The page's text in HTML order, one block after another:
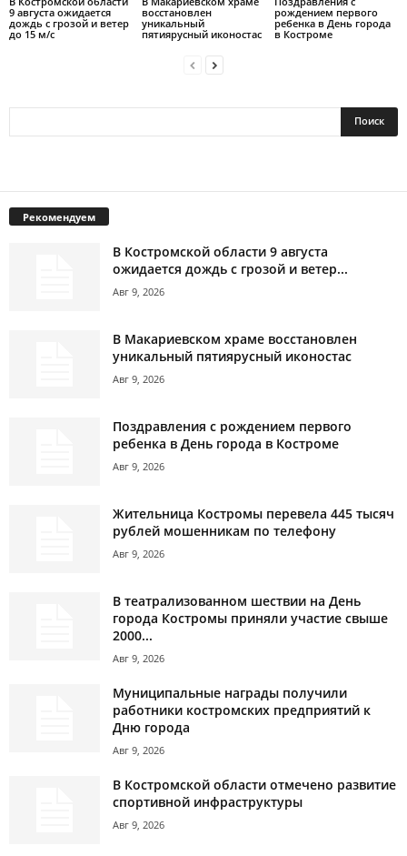
9 августа ожидается
дождь с грозой и ветер
до 15 м/с
восстановлен
уникальный
пятиярусный иконостас
рождением первого
ребенка в День города
в Костроме
Рекомендуем
В Костромской области 9 августа
ожидается дождь с грозой и ветер...
Авг 9, 2026
В Макариевском храме восстановлен
уникальный пятиярусный иконостас
Авг 9, 2026
Поздравления с рождением первого
ребенка в День города в Костроме
Авг 9, 2026
Жительница Костромы перевела 445 тысяч
рублей мошенникам по телефону
Авг 9, 2026
В театрализованном шествии на День
города Костромы приняли участие свыше
2000...
Авг 9, 2026
Муниципальные награды получили
работники костромских предприятий к
Дню города
Авг 9, 2026
В Костромской области отмечено развитие
спортивной инфраструктуры
Авг 9, 2026